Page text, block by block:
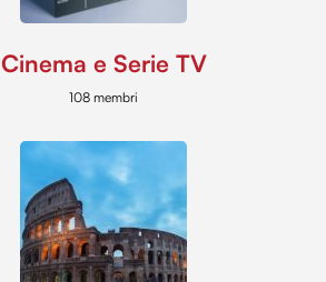
Cinema e Serie TV
108 membri